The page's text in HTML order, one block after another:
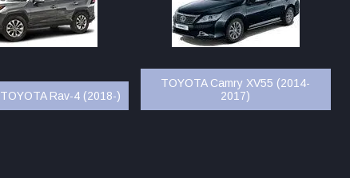
TOYOTA Rav-4 (2018-)
TOYOTA Camry XV55 (2014-
2017)